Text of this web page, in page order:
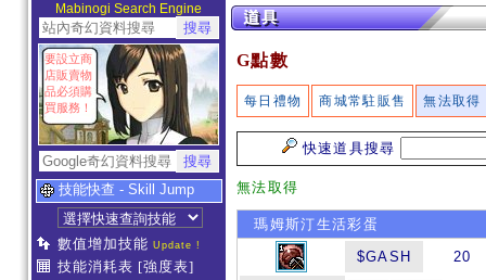
Mabinogi Search Engine
要設立商
店販賣物
品必須購
買服務！
技能快查 - Skill Jump
數值增加技能 Update !
技能消耗表 [強度表]
G點數
每日禮物 商城常駐販售 無法取得
快速道具搜尋
無法取得
瑪姆斯汀生活彩蛋
$GASH
20